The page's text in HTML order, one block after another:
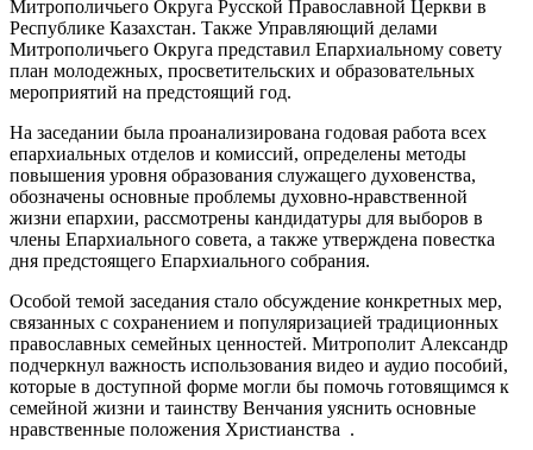
Митрополичьего Округа Русской Православной Церкви в
Республике Казахстан. Также Управляющий делами
Митрополичьего Округа представил Епархиальному совету
план молодежных, просветительских и образовательных
мероприятий на предстоящий год.
На заседании была проанализирована годовая работа всех
епархиальных отделов и комиссий, определены методы
повышения уровня образования служащего духовенства,
обозначены основные проблемы духовно-нравственной
жизни епархии, рассмотрены кандидатуры для выборов в
члены Епархиального совета, а также утверждена повестка
дня предстоящего Епархиального собрания.
Особой темой заседания стало обсуждение конкретных мер,
связанных с сохранением и популяризацией традиционных
православных семейных ценностей. Митрополит Александр
подчеркнул важность использования видео и аудио пособий,
которые в доступной форме могли бы помочь готовящимся к
семейной жизни и таинству Венчания уяснить основные
нравственные положения Христианства .